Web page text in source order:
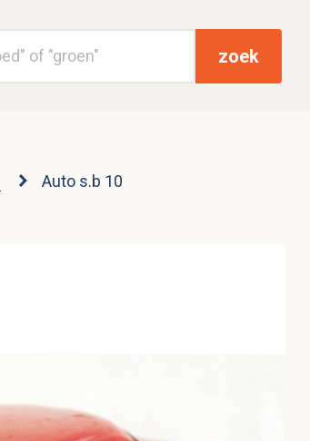
zoek
Auto s.b 10